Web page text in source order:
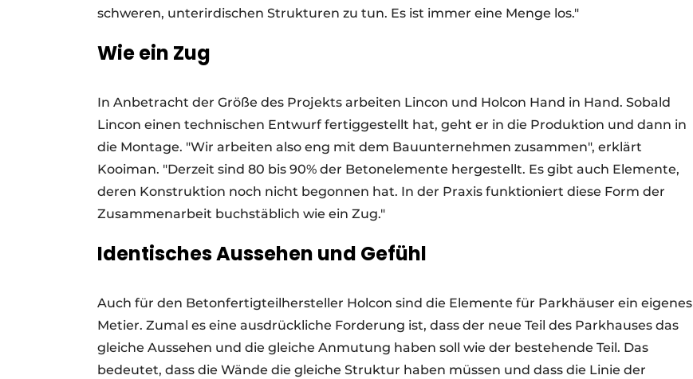
schweren, unterirdischen Strukturen zu tun. Es ist immer eine Menge los."
Wie ein Zug
In Anbetracht der Größe des Projekts arbeiten Lincon und Holcon Hand in Hand. Sobald
Lincon einen technischen Entwurf fertiggestellt hat, geht er in die Produktion und dann in
die Montage. "Wir arbeiten also eng mit dem Bauunternehmen zusammen", erklärt
Kooiman. "Derzeit sind 80 bis 90% der Betonelemente hergestellt. Es gibt auch Elemente,
deren Konstruktion noch nicht begonnen hat. In der Praxis funktioniert diese Form der
Zusammenarbeit buchstäblich wie ein Zug."
Identisches Aussehen und Gefühl
Auch für den Betonfertigteilhersteller Holcon sind die Elemente für Parkhäuser ein eigenes
Metier. Zumal es eine ausdrückliche Forderung ist, dass der neue Teil des Parkhauses das
gleiche Aussehen und die gleiche Anmutung haben soll wie der bestehende Teil. Das
bedeutet, dass die Wände die gleiche Struktur haben müssen und dass die Linie der